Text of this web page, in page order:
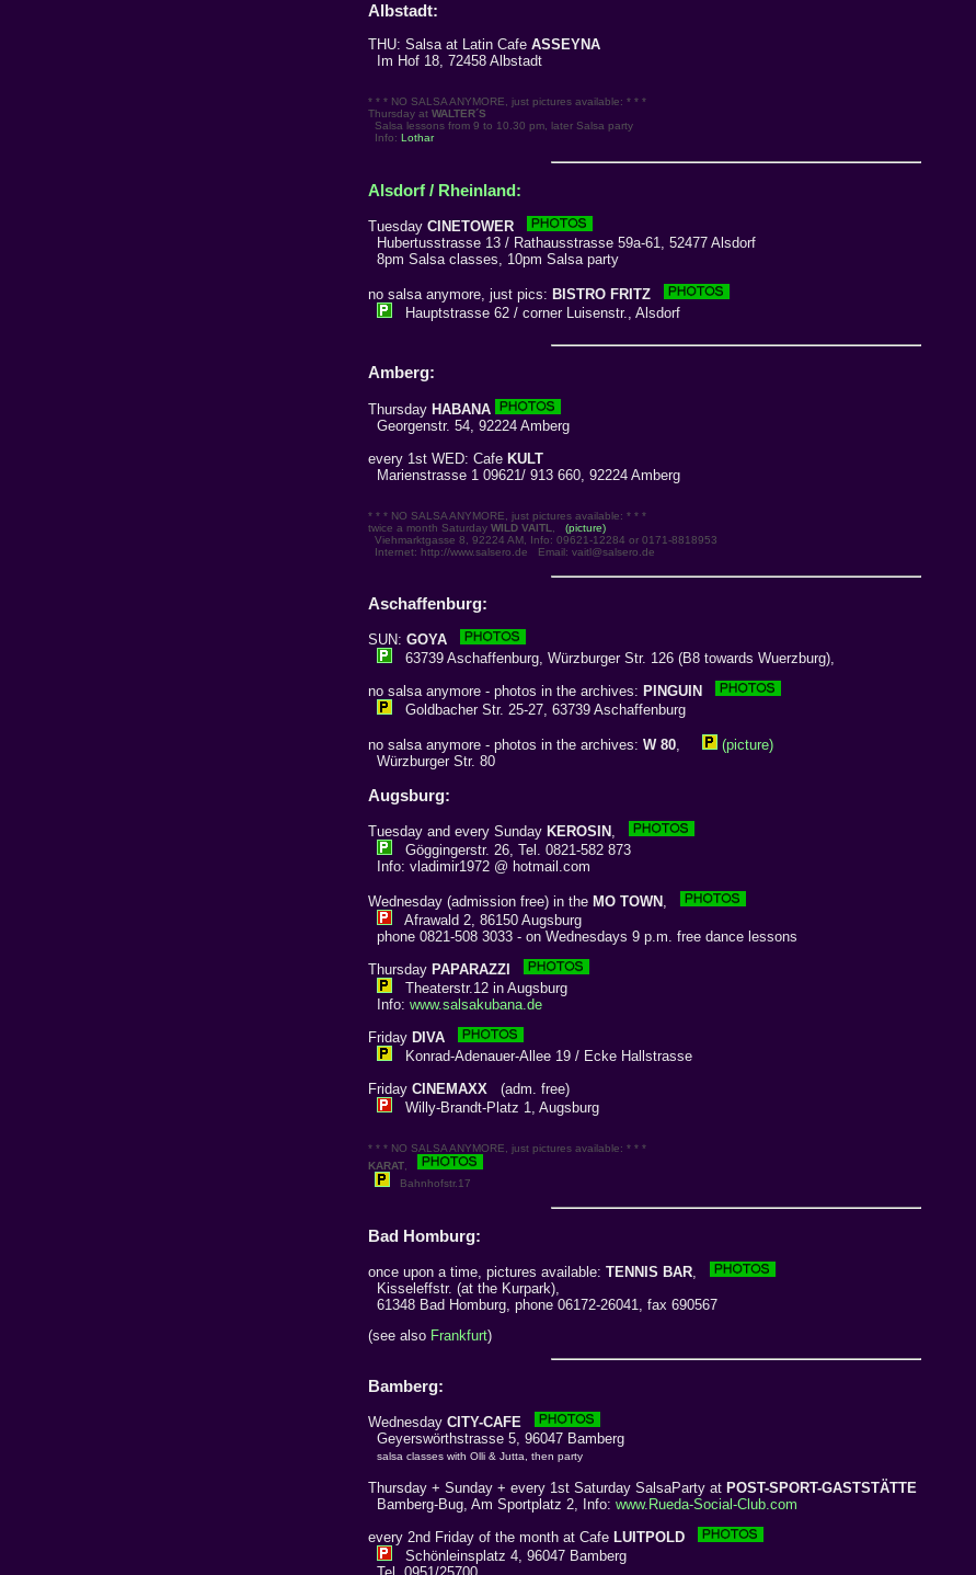
Albstadt:
THU: Salsa at Latin Cafe ASSEYNA
Im Hof 18, 72458 Albstadt
* * * NO SALSA ANYMORE, just pictures available: * * *
Thursday at WALTER´S
Salsa lessons from 9 to 10.30 pm, later Salsa party
Info: Lothar
Alsdorf / Rheinland:
Tuesday CINETOWER
Hubertusstrasse 13 / Rathausstrasse 59a-61, 52477 Alsdorf
8pm Salsa classes, 10pm Salsa party
no salsa anymore, just pics: BISTRO FRITZ
Hauptstrasse 62 / corner Luisenstr., Alsdorf
Amberg:
Thursday HABANA
Georgenstr. 54, 92224 Amberg
every 1st WED: Cafe KULT
Marienstrasse 1 09621/ 913 660, 92224 Amberg
* * * NO SALSA ANYMORE, just pictures available: * * *
twice a month Saturday WILD VAITL
(picture)
Viehmarktgasse 8, 92224 AM, Info: 09621-12284 or 0171-8818953
Internet: http://www.salsero.de Email: vaitl@salsero.de
Aschaffenburg:
SUN: GOYA
63739 Aschaffenburg, Würzburger Str. 126 (B8 towards Wuerzburg),
no salsa anymore - photos in the archives: PINGUIN
Goldbacher Str. 25-27, 63739 Aschaffenburg
no salsa anymore - photos in the archives: W 80,
(picture)
Würzburger Str. 80
Augsburg:
Tuesday and every Sunday KEROSIN ,
Göggingerstr. 26, Tel. 0821-582 873
Info: vladimir1972 @ hotmail.com
Wednesday (admission free) in the MO TOWN ,
Afrawald 2, 86150 Augsburg
phone 0821-508 3033 - on Wednesdays 9 p.m. free dance lessons
Thursday PAPARAZZI
Theaterstr.12 in Augsburg
Info: www.salsakubana.de
Friday DIVA
Konrad-Adenauer-Allee 19 / Ecke Hallstrasse
Friday CINEMAXX (adm. free)
Willy-Brandt-Platz 1, Augsburg
* * * NO SALSA ANYMORE, just pictures available: * * *
KARAT,
Bahnhofstr.17
Bad Homburg:
once upon a time, pictures available: TENNIS BAR
Kisseleffstr. (at the Kurpark),
61348 Bad Homburg, phone 06172-26041, fax 690567
(see also Frankfurt)
Bamberg:
Wednesday CITY-CAFE
Geyerswörthstrasse 5, 96047 Bamberg
salsa classes with Olli & Jutta, then party
Thursday + Sunday + every 1st Saturday SalsaParty at POST-SPORT-GASTSTÄTTE
Bamberg-Bug, Am Sportplatz 2, Info: www.Rueda-Social-Club.com
every 2nd Friday of the month at Cafe LUITPOLD
Schönleinsplatz 4, 96047 Bamberg